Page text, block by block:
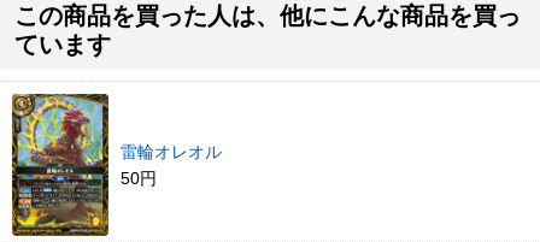
この商品を買った人は、他にこんな商品を買っ
ています
雷輪オレオル
50円